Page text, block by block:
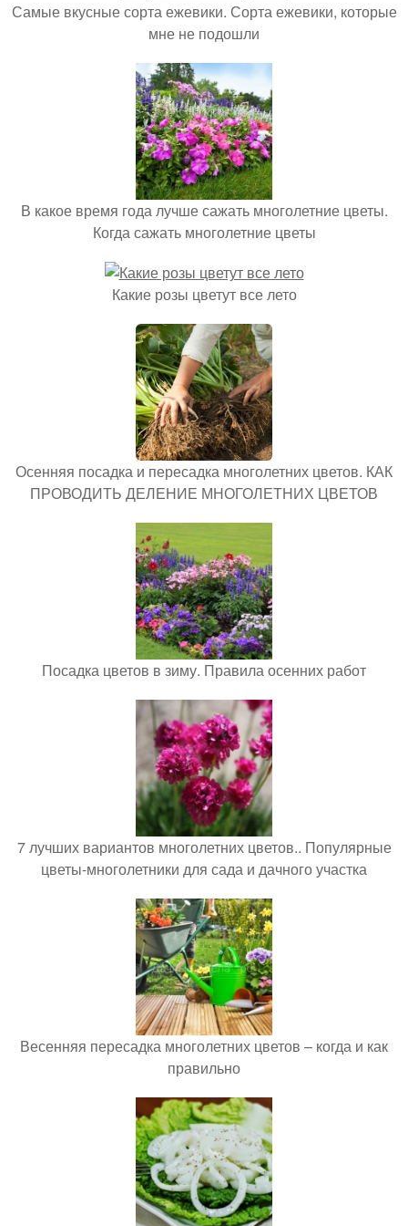
Самые вкусные сорта ежевики. Сорта ежевики, которые
мне не подошли
В какое время года лучше сажать многолетние цветы.
Когда сажать многолетние цветы
Какие розы цветут все лето
Осенняя посадка и пересадка многолетних цветов. КАК
ПРОВОДИТЬ ДЕЛЕНИЕ МНОГОЛЕТНИХ ЦВЕТОВ
Посадка цветов в зиму. Правила осенних работ
7 лучших вариантов многолетних цветов.. Популярные
цветы-многолетники для сада и дачного участка
Весенняя пересадка многолетних цветов – когда и как
правильно